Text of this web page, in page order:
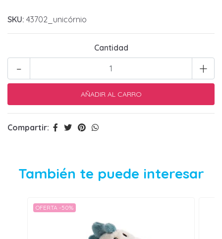
SKU: 43702_unicórnio
Cantidad
+
-
Compartir:
También te puede interesar
OFERTA -50%